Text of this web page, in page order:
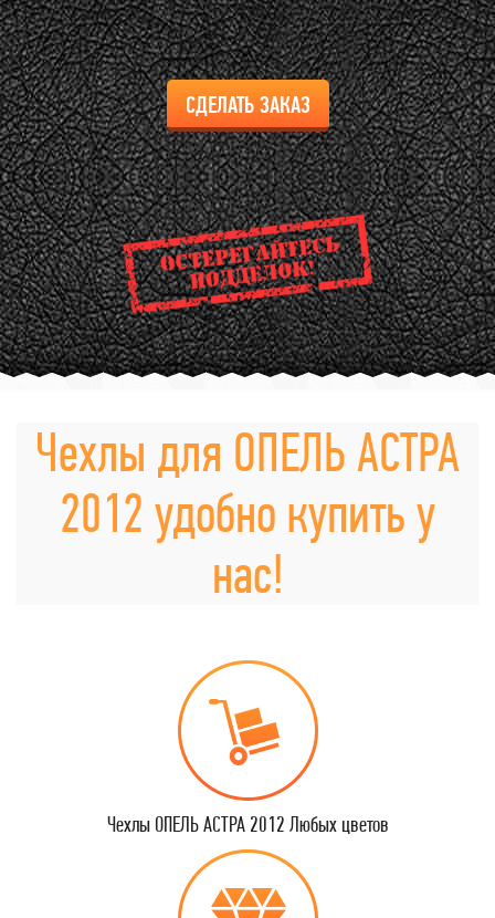
СДЕЛАТЬ ЗАКАЗ
Чехлы для ОПЕЛЬ АСТРА
2012 удобно купить у
нас!
Чехлы ОПЕЛЬ АСТРА 2012 Любых цветов